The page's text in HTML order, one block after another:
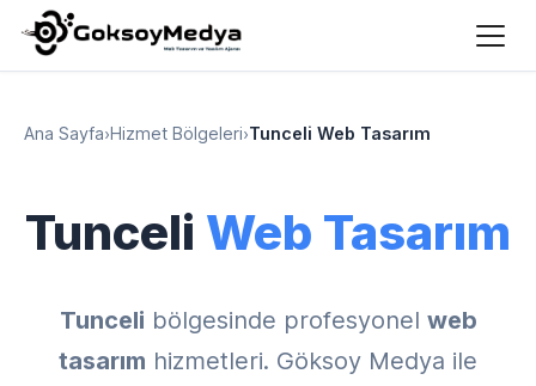
Ana Sayfa›Hizmet Bölgeleri›Tunceli Web Tasarım
Tunceli Web Tasarım
Tunceli bölgesinde profesyonel web
tasarım hizmetleri. Göksoy Medya ile